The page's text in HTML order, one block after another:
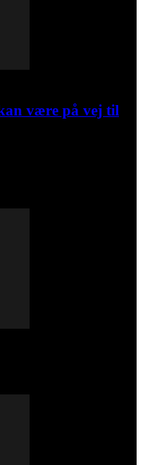
være på vej til